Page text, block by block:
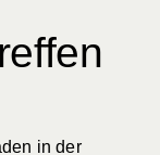
in der